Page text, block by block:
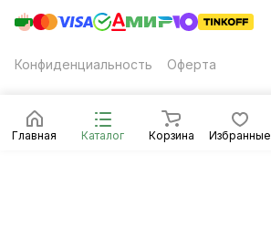
Главная Каталог Корзина Избранные
Конфиденциальность Оферта